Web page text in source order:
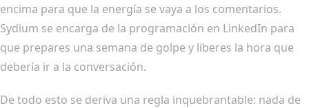
encima para que la energía se vaya a los comentarios.
Sydium se encarga de la programación en LinkedIn para
que prepares una semana de golpe y liberes la hora que
debería ir a la conversación.
De todo esto se deriva una regla inquebrantable: nada de